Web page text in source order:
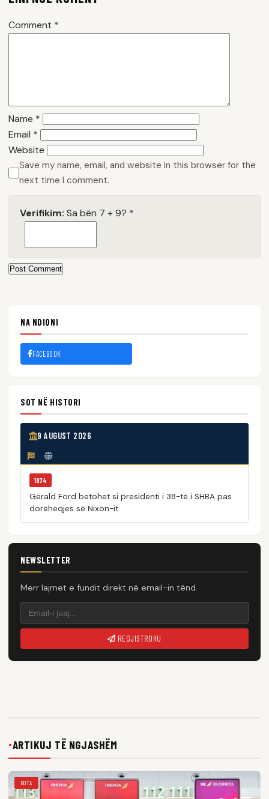
Comment *
Name *
Email *
Website
Save my name, email, and website in this browser for the
next time I comment.
Verifikim: Sa bën 7 + 9? *
Post Comment
NA NDIQNI
FACEBOOK
SOT NË HISTORI
9 AUGUST 2026
1974
Gerald Ford betohet si presidenti i 38-të i SHBA pas
dorëheqjes së Nixon-it.
NEWSLETTER
Merr lajmet e fundit direkt në email-in tënd.
REGJISTROHU
●ARTIKUJ TË NGJASHËM
BOTA